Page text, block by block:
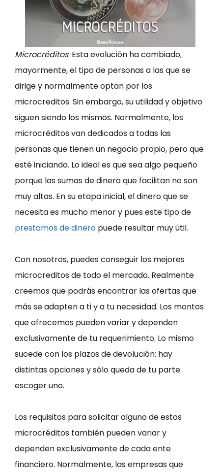
Microcréditos. Esta evolución ha cambiado,
mayormente, el tipo de personas a las que se
dirige y normalmente optan por los
microcreditos. Sin embargo, su utilidad y objetivo
siguen siendo los mismos. Normalmente, los
microcréditos van dedicados a todas las
personas que tienen un negocio propio, pero que
esté iniciando. Lo ideal es que sea algo pequeño
porque las sumas de dinero que facilitan no son
muy altas. En su etapa inicial, el dinero que se
necesita es mucho menor y pues este tipo de
prestamos de dinero puede resultar muy útil.
Con nosotros, puedes conseguir los mejores
microcreditos de todo el mercado. Realmente
creemos que podrás encontrar las ofertas que
más se adapten a ti y a tu necesidad. Los montos
que ofrecemos pueden variar y dependen
exclusivamente de tu requerimiento. Lo mismo
sucede con los plazos de devolución: hay
distintas opciones y sólo queda de tu parte
escoger uno.
Los requisitos para solicitar alguno de estos
microcréditos también pueden variar y
dependen exclusivamente de cada ente
financiero. Normalmente, las empresas que